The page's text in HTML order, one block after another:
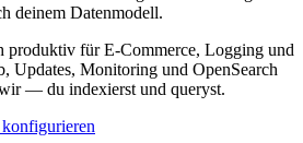
deinem Datenmodell.
produktiv für E-Commerce, Logging und
Updates, Monitoring und OpenSearch
wir — du indexierst und queryst.